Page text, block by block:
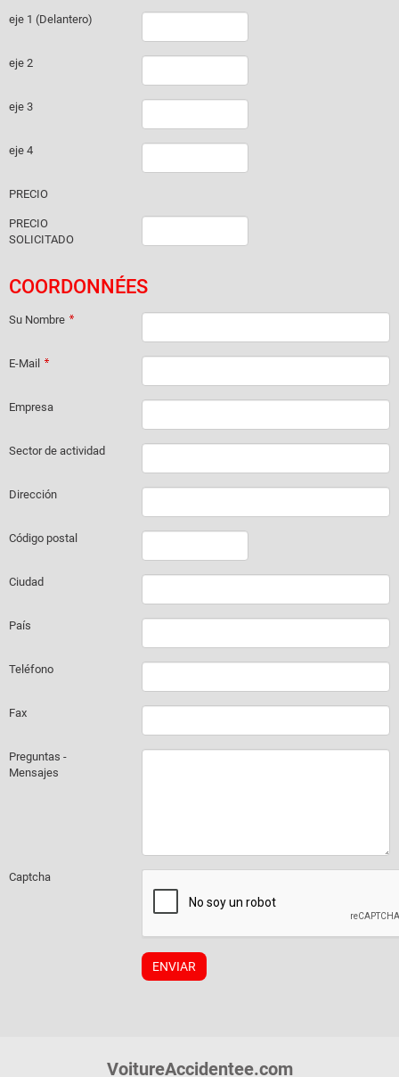
eje 1 (Delantero)
eje 2
eje 3
eje 4
PRECIO
PRECIO
SOLICITADO
COORDONNÉES
Su Nombre
E-Mail
Empresa
Sector de actividad
Dirección
Código postal
Ciudad
País
Teléfono
Fax
Preguntas -
Mensajes
Captcha
VoitureAccidentee.com